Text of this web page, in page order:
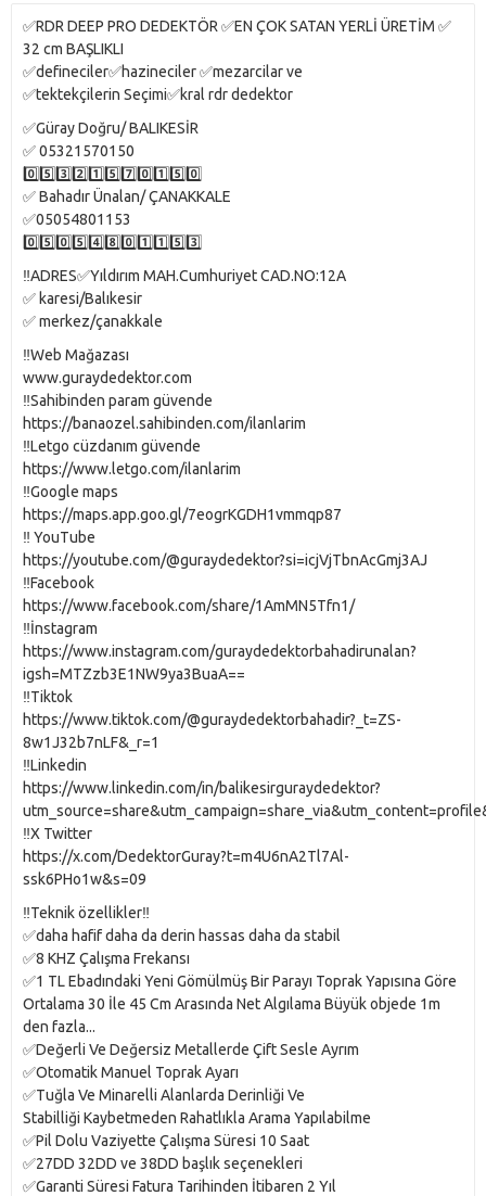
✅RDR DEEP PRO DEDEKTÖR ✅EN ÇOK SATAN YERLİ ÜRETİM ✅
32 cm BAŞLIKLI
✅defineciler✅hazineciler ✅mezarcilar ve
✅tektekçilerin Seçimi✅kral rdr dedektor
✅Güray Doğru/ BALIKESİR
✅ 05321570150
0️⃣5️⃣3️⃣2️⃣1️⃣5️⃣7️⃣0️⃣1️⃣5️⃣0️⃣
✅ Bahadır Ünalan/ ÇANAKKALE
✅05054801153
0️⃣5️⃣0️⃣5️⃣4️⃣8️⃣0️⃣1️⃣1️⃣5️⃣3️⃣
‼️ADRES✅Yıldırım MAH.Cumhuriyet CAD.NO:12A
✅ karesi/Balıkesir
✅ merkez/çanakkale
‼️Web Mağazası
www.guraydedektor.com
‼️Sahibinden param güvende
https://banaozel.sahibinden.com/ilanlarim
‼️Letgo cüzdanım güvende
https://www.letgo.com/ilanlarim
‼️Google maps
https://maps.app.goo.gl/7eogrKGDH1vmmqp87
‼️ YouTube
https://youtube.com/@guraydedektor?si=icjVjTbnAcGmj3AJ
‼️Facebook
https://www.facebook.com/share/1AmMN5Tfn1/
‼️İnstagram
https://www.instagram.com/guraydedektorbahadirunalan?
igsh=MTZzb3E1NW9ya3BuaA==
‼️Tiktok
https://www.tiktok.com/@guraydedektorbahadir?_t=ZS-
8w1J32b7nLF&_r=1
‼️Linkedin
https://www.linkedin.com/in/balikesirguraydedektor?
‼️X Twitter
https://x.com/DedektorGuray?t=m4U6nA2Tl7Al-
ssk6PHo1w&s=09
‼️Teknik özellikler‼️
✅daha hafif daha da derin hassas daha da stabil
✅8 KHZ Çalışma Frekansı
✅1 TL Ebadındaki Yeni Gömülmüş Bir Parayı Toprak Yapısına Göre
Ortalama 30 İle 45 Cm Arasında Net Algılama Büyük objede 1m
den fazla...
✅Değerli Ve Değersiz Metallerde Çift Sesle Ayrım
✅Otomatik Manuel Toprak Ayarı
✅Tuğla Ve Minarelli Alanlarda Derinliği Ve
Stabilliği Kaybetmeden Rahatlıkla Arama Yapılabilme
✅Pil Dolu Vaziyette Çalışma Süresi 10 Saat
✅27DD 32DD ve 38DD başlık seçenekleri
✅Garanti Süresi Fatura Tarihinden İtibaren 2 Yıl